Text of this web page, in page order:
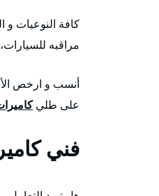
كافة النوعيات و
مراقبه
على طلي
فني